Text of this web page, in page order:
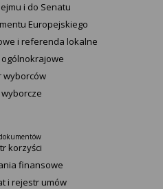
i do Senatu
Europejskiego
i referenda lokalne
wyborców
korzyści
finansowe
i rejestr umów